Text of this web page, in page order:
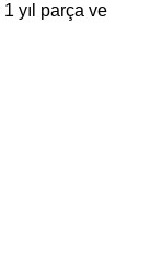
yıl parça ve